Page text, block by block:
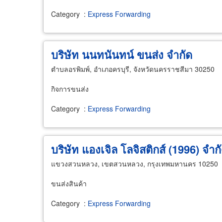
Category : Express Forwarding
บริษัท นนทนันทน์ ขนส่ง จำกัด
ตำบลอรพิมพ์, อำเภอครบุรี, จังหวัดนครราชสีมา 30250
กิจการขนส่ง
Category : Express Forwarding
บริษัท แองเจิล โลจิสติกส์ (1996) จำ
แขวงสวนหลวง, เขตสวนหลวง, กรุงเทพมหานคร 10250
ขนส่งสินค้า
Category : Express Forwarding